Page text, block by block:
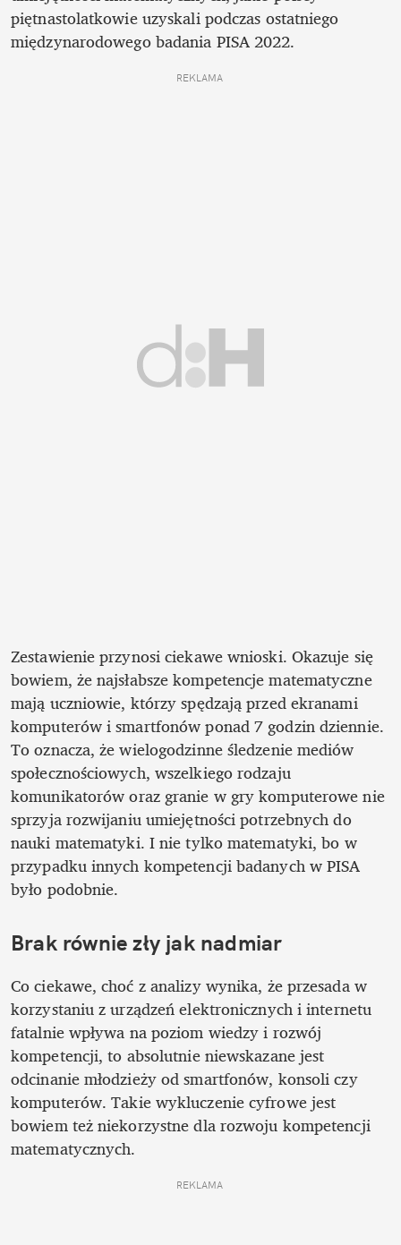
piętnastolatkowie uzyskali podczas ostatniego
międzynarodowego badania PISA 2022.
REKLAMA
Zestawienie przynosi ciekawe wnioski. Okazuje się
bowiem, że najsłabsze kompetencje matematyczne
mają uczniowie, którzy spędzają przed ekranami
komputerów i smartfonów ponad 7 godzin dziennie.
To oznacza, że wielogodzinne śledzenie mediów
społecznościowych, wszelkiego rodzaju
komunikatorów oraz granie w gry komputerowe nie
sprzyja rozwijaniu umiejętności potrzebnych do
nauki matematyki. I nie tylko matematyki, bo w
przypadku innych kompetencji badanych w PISA
było podobnie.
Brak równie zły jak nadmiar
Co ciekawe, choć z analizy wynika, że przesada w
korzystaniu z urządzeń elektronicznych i internetu
fatalnie wpływa na poziom wiedzy i rozwój
kompetencji, to absolutnie niewskazane jest
odcinanie młodzieży od smartfonów, konsoli czy
komputerów. Takie wykluczenie cyfrowe jest
bowiem też niekorzystne dla rozwoju kompetencji
matematycznych.
REKLAMA